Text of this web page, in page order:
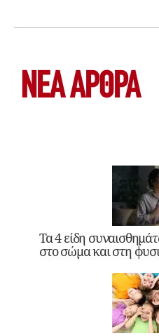
ΝΕΑ ΆΡΘΡΑ
Τα 4 είδη
στο σώμα και στη